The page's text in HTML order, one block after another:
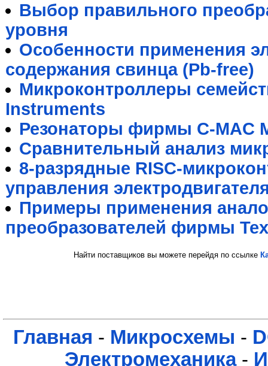
Выбор правильного
уровня
Особенности применения
содержания свинца (Pb-free)
Микроконтроллеры
Instruments
Резонаторы фирмы C-MAC
Сравнительный анализ
8-разрядные RISC-
управления
Примеры применения
преобразователей фирмы
Найти поставщиков вы можете перейдя по ссылке
Главная - Микросхемы -
Электромеханика-